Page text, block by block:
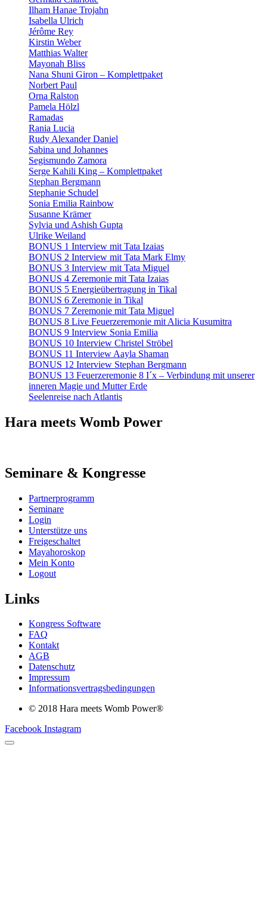
Ilham Hanae Trojahn
Isabella Ulrich
Jérôme Rey
Kirstin Weber
Matthias Walter
Mayonah Bliss
Nana Shuni Giron – Komplettpaket
Norbert Paul
Orna Ralston
Pamela Hölzl
Ramadas
Rania Lucia
Rudy Alexander Daniel
Sabina und Johannes
Segismundo Zamora
Serge Kahili King – Komplettpaket
Stephan Bergmann
Stephanie Schudel
Sonia Emilia Rainbow
Susanne Krämer
Sylvia und Ashish Gupta
Ulrike Weiland
BONUS 1 Interview mit Tata Izaias
BONUS 2 Interview mit Tata Mark Elmy
BONUS 3 Interview mit Tata Miguel
BONUS 4 Zeremonie mit Tata Izaias
BONUS 5 Energieübertragung in Tikal
BONUS 6 Zeremonie in Tikal
BONUS 7 Zeremonie mit Tata Miguel
BONUS 8 Live Feuerzeremonie mit Alicia Kusumitra
BONUS 9 Interview Sonia Emilia
BONUS 10 Interview Christel Ströbel
BONUS 11 Interview Aayla Shaman
BONUS 12 Interview Stephan Bergmann
BONUS 13 Feuerzeremonie 8 I´x – Verbindung mit unserer
inneren Magie und Mutter Erde
Seelenreise nach Atlantis
Hara meets Womb Power
Seminare & Kongresse
Partnerprogramm
Seminare
Login
Unterstütze uns
Freigeschaltet
Mayahoroskop
Mein Konto
Logout
Links
Kongress Software
FAQ
Kontakt
AGB
Datenschutz
Impressum
Informationsvertragsbedingungen
© 2018 Hara meets Womb Power®
Facebook Instagram